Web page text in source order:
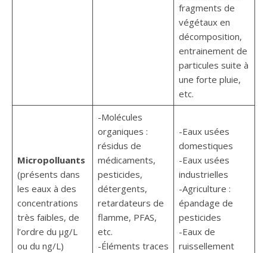
fragments de
végétaux en
décomposition,
entrainement de
particules suite à
une forte pluie,
etc.
Micropolluants
(présents dans
les eaux à des
concentrations
très faibles, de
l’ordre du µg/L
ou du ng/L)
-Molécules
organiques :
résidus de
médicaments,
pesticides,
détergents,
retardateurs de
flamme, PFAS,
etc.
-Éléments traces
-Eaux usées
domestiques
-Eaux usées
industrielles
-Agriculture :
épandage de
pesticides
-Eaux de
ruissellement